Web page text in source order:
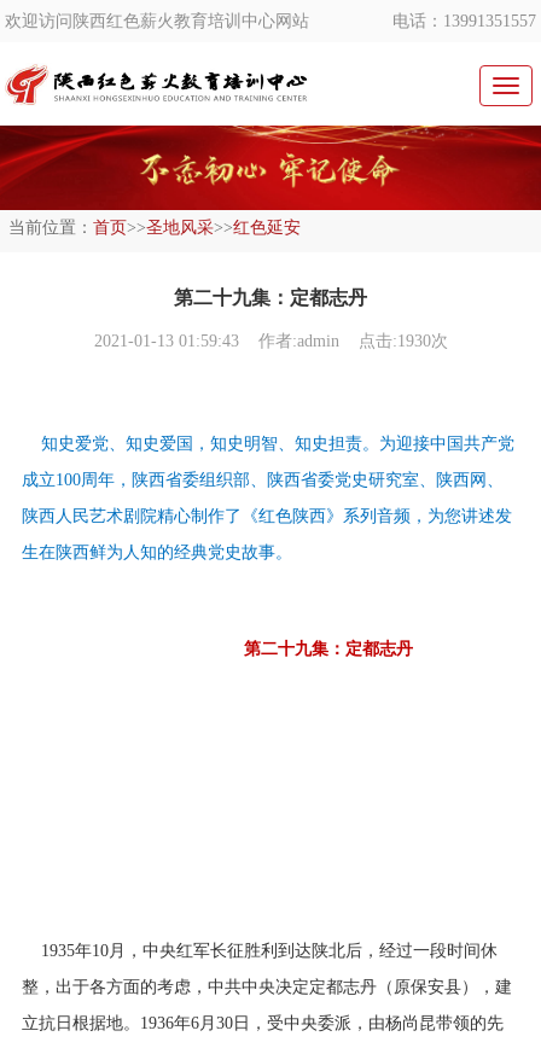
欢迎访问陕西红色薪火教育培训中心网站 电话：13991351557
切
换
导
航
当前位置： 首页>>圣地风采>>红色延安
第二十九集：定都志丹
2021-01-13 01:59:43作者:admin 点击:1930次
知史爱党、知史爱国，知史明智、知史担责。为迎接中国共产党
成立100周年，陕西省委组织部、陕西省委党史研究室、陕西网、
陕西人民艺术剧院精心制作了《红色陕西》系列音频，为您讲述发
生在陕西鲜为人知的经典党史故事。
第二十九集：定都志丹
1935年10月，中央红军长征胜利到达陕北后，经过一段时间休
整，出于各方面的考虑，中共中央决定定都志丹（原保安县），建
立抗日根据地。1936年6月30日，受中央委派，由杨尚昆带领的先